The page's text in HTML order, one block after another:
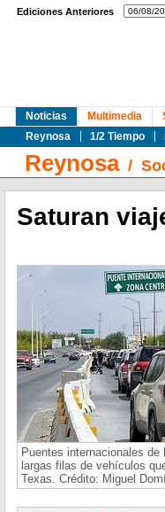
Ediciones Anteriores
Noticias
Reynosa
1/2 Tiempo
Multimedia
Reynosa/
Saturan
Puentes internacionales de
largas filas de vehículos
Texas. Crédito: Miguel